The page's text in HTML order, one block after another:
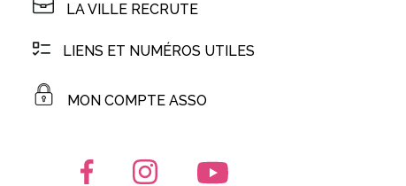
LA VILLE RECRUTE
LIENS ET NUMÉROS UTILES
MON COMPTE ASSO
Lien vers le compte Facebook
Lien vers le compte Instagram
Lien vers la chaîne